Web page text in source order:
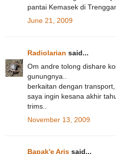
pantai Kemasek di
June 21, 2009
Radiolarian said...
Om andre tolong dishare
gunungnya..
berkaitan dengan
saya ingin kesana akhir
trims..
November 13, 2009
Bapak'e Aris said...